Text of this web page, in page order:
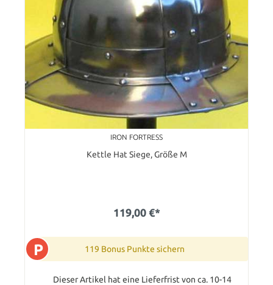
IRON FORTRESS
Kettle Hat Siege, Größe M
119,00 €*
P 119 Bonus Punkte sichern
Dieser Artikel hat eine Lieferfrist von ca. 10-14